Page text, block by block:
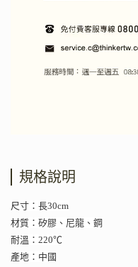
規格說明
尺寸：長30cm
材質：矽膠、尼龍、鋼
耐溫：220℃
產地：中國